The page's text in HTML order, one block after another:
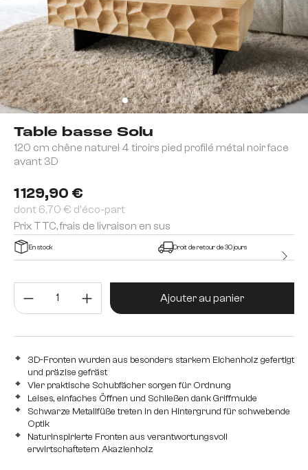
Table basse Solu
120 cm chêne naturel 4 tiroirs pied profilé métal noir face
avant 3D
1 129,90 €
dont 6,70 € d'éco-part
Prix TTC, frais de livraison en sus
En stock Droit de retour de 30 jours
Quantité de produit : Entrez la
Ajouter au panier
3D-Fronten wurden aus besonders starkem Eichenholz gefertigt
und präzise gefräst
Vier praktische Schubfächer sorgen für Ordnung
Leises, einfaches Öffnen und Schließen dank Griffmulde
Schwarze Metallfüße treten in den Hintergrund für schwebende
Optik
Naturinspirierte Fronten aus verantwortungsvoll
erwirtschaftetem Akazienholz